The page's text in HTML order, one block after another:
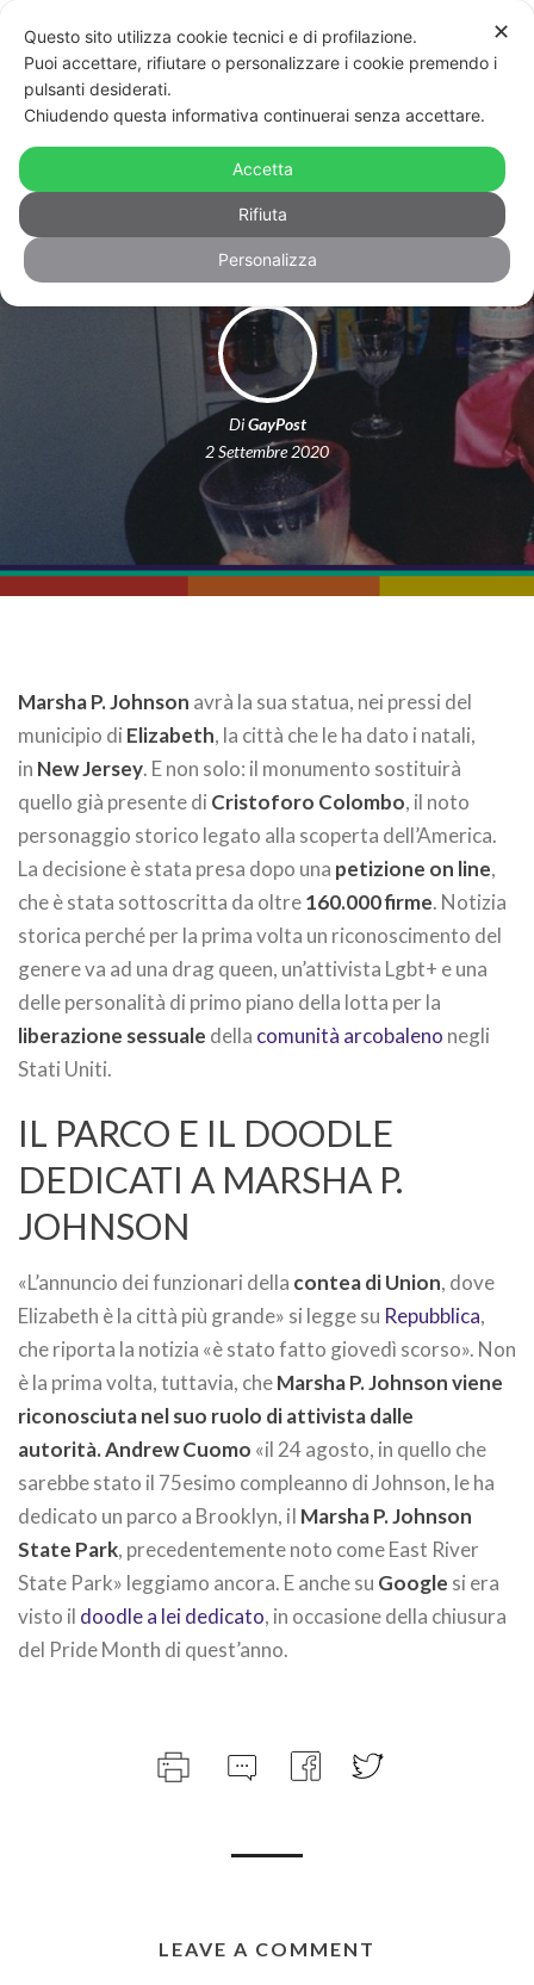
La statua Marsha P. Johnson sostuirà
quella di Cristoforo Colombo
DiGayPost
2 Settembre 2020
Marsha P. Johnson avrà la sua statua, nei pressi del
municipio di Elizabeth, la città che le ha dato i natali,
in New Jersey. E non solo: il monumento sostituirà
quello già presente di Cristoforo Colombo, il noto
personaggio storico legato alla scoperta dell’America.
La decisione è stata presa dopo una petizione on line,
che è stata sottoscritta da oltre160.000 firme. Notizia
storica perché per la prima volta un riconoscimento del
genere va ad una drag queen, un’attivista Lgbt+ e una
delle personalità di primo piano della lotta per la
liberazione sessuale della comunità arcobaleno negli
Stati Uniti.
IL PARCO E IL DOODLE
DEDICATI A MARSHA P.
JOHNSON
«L’annuncio dei funzionari della contea di Union, dove
Elizabeth è la città più grande» si legge su Repubblica,
che riporta la notizia «è stato fatto giovedì scorso». Non
è la prima volta, tuttavia, cheMarsha P. Johnson viene
riconosciuta nel suo ruolo di attivista dalle
autorità.Andrew Cuomo «il 24 agosto, in quello che
sarebbe stato il 75esimo compleanno di Johnson, le ha
dedicato un parco a Brooklyn, iI Marsha P. Johnson
State Park, precedentemente noto come East River
State Park» leggiamo ancora. E anche su Google si era
visto il doodle a lei dedicato, in occasione della chiusura
del Pride Month di quest’anno.
LEAVE A COMMENT
✕
Questo sito utilizza cookie tecnici e di profilazione.
Puoi accettare, rifiutare o personalizzare i cookie premendo i
pulsanti desiderati.
Chiudendo questa informativa continuerai senza accettare.
Accetta
Rifiuta
Personalizza